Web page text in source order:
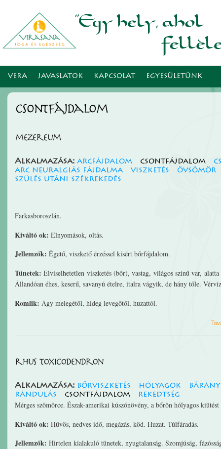
VERA JAVASLATOK KAPCSOLAT EGYESÜLETÜNK
csontfájdalom
mezereum
Alkalmazása: arcfájdalom csontfájdalom
arc neuralgiás fájdalma
viszketés
övsömör
szülés utáni székrekedés
Farkasboroszlán.
Kiváltó ok: Elnyomások, oltás.
Jellemzők: Égető, viszkető érzéssel kísért bőrfájdalom.
Tünetek: Elviselhetetlen viszketés (bőr), vastag, világos színű var,
Állandóan éhes, keserű, savanyú ételre, italra vágyik, de hány tőle.
Romlik: Ágy melegétől, hideg levegőtől, huzattól.
rhus toxicodendron
Alkalmazása: bőrviszketés hólyagok
rándulás
csontfájdalom rekedtség
Mérges szömörce. Észak-amerikai kúszónövény, a bőrön hólyagos
Kiváltó ok: Hűvös, nedves idő, megázás, köd. Huzat. Túlfáradás.
Jellemzők: Hirtelen kialakuló tünetek, nyugtalanság. Szomjúság,